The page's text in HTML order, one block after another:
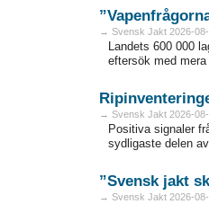
→ Svensk Jakt 2026-
Landets 600 000
eftersök med
→ Svensk Jakt 2026-
Positiva signaler
sydligaste delen
”Svensk jakt
→ Svensk Jakt 2026-